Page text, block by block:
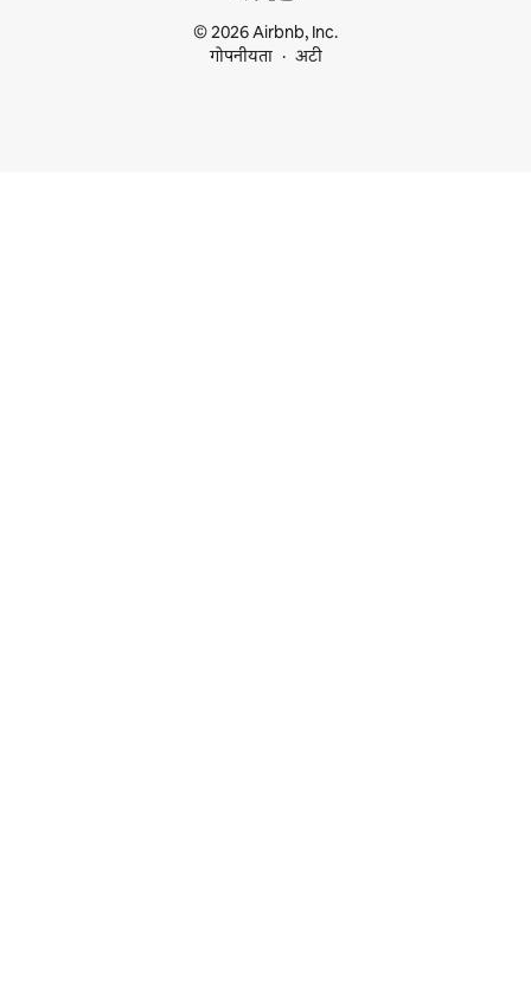
© 2026 Airbnb, Inc.
गोपनीयता
अटी